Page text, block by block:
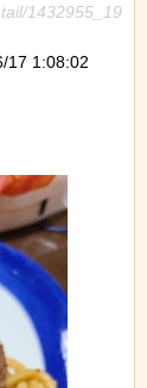
1432955_19
17 1:08:02